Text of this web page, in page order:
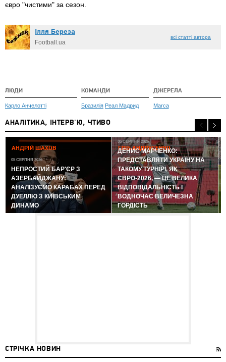
євро "чистими" за сезон.
Ілля Береза
Football.ua
всі статті автора
ЛЮДИ
Карло Анчелотті
КОМАНДИ
Бразилія Реал Мадрид
ДЖЕРЕЛА
Marca
АНАЛІТИКА, ІНТЕРВ'Ю, ЧТИВО
АНДРІЙ ШАХОВ
05 СЕРПНЯ 2026
НЕПРОСТИЙ БАР'ЄР З
АЗЕРБАЙДЖАНУ:
АНАЛІЗУЄМО КАРАБАХ ПЕРЕД
ДУЕЛЛЮ З КИЇВСЬКИМ
ДИНАМО
ГЛІБ АНДРУСЕНКО
05 СЕРПНЯ 2026
ДЕНИС МАРЧЕНКО:
ПРЕДСТАВЛЯТИ УКРАЇНУ НА
ТАКОМУ ТУРНІРІ, ЯК
ЄВРО-2026, — ЦЕ ВЕЛИКА
ВІДПОВІДАЛЬНІСТЬ І
ВОДНОЧАС ВЕЛИЧЕЗНА
ГОРДІСТЬ
СТРІЧКА НОВИН